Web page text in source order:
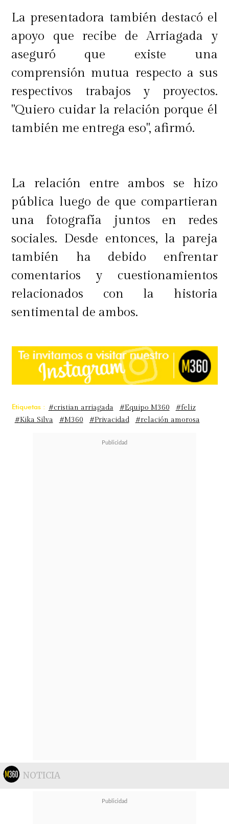
La presentadora también destacó el
apoyo que recibe de Arriagada y
aseguró que existe una
comprensión mutua respecto a sus
respectivos trabajos y proyectos.
"Quiero cuidar la relación porque él
también me entrega eso", afirmó.
La relación entre ambos se hizo
pública luego de que compartieran
una fotografía juntos en redes
sociales. Desde entonces, la pareja
también ha debido enfrentar
comentarios y cuestionamientos
relacionados con la historia
sentimental de ambos.
Etiquetas : #cristian arriagada #Equipo M360
#feliz
#Kika Silva
#M360 #Privacidad #relación amorosa
NOTICIA